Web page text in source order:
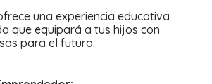
una experiencia educativa
que equipará a tus hijos con
para el futuro.